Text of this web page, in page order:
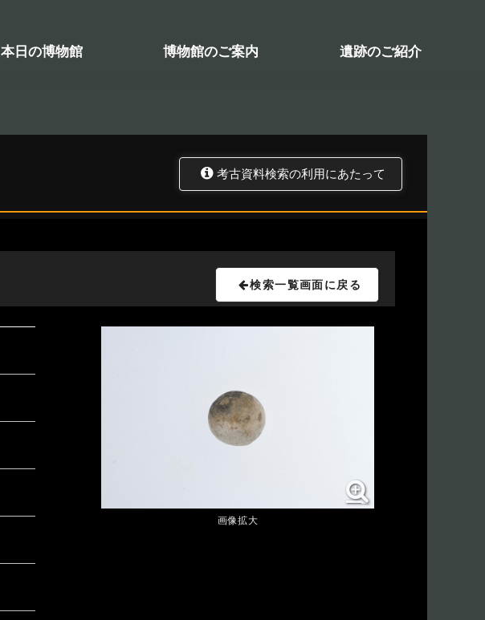
本日の博物館 博物館のご案内 遺跡のご紹介
トップ 資料データベース 考古資料検索
考古資料検索の利用にあたって
検索一覧画面に戻る